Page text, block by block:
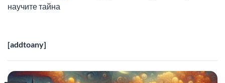
научите тайна
[addtoany]